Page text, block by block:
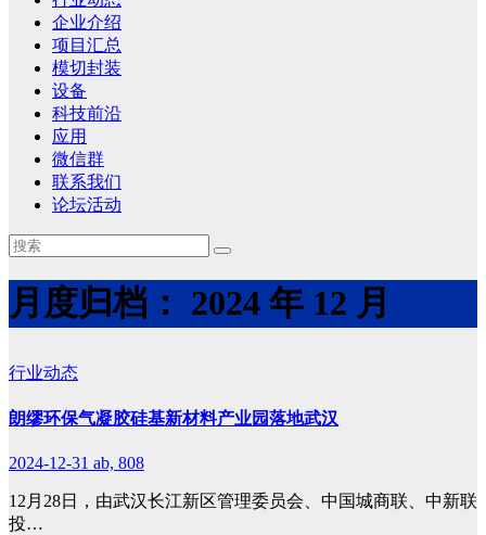
企业介绍
项目汇总
模切封装
设备
科技前沿
应用
微信群
联系我们
论坛活动
月度归档： 2024 年 12 月
行业动态
朗缪环保气凝胶硅基新材料产业园落地武汉
2024-12-31 ab, 808
12月28日，由武汉长江新区管理委员会、中国城商联、中新联
投…